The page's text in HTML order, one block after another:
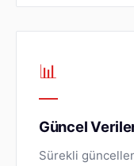
📊
Güncel
Sürekli